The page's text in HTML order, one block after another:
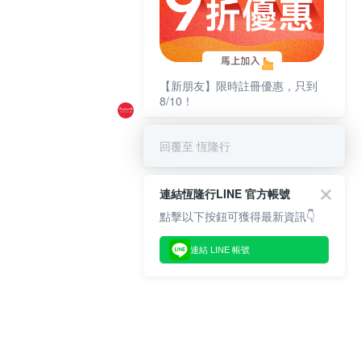
【新朋友】限時註冊優惠，只到
8/10！
回覆至 恆隆行
連結恆隆行LINE 官方帳號
點擊以下按鈕可獲得最新資訊👇
連結 LINE 帳號